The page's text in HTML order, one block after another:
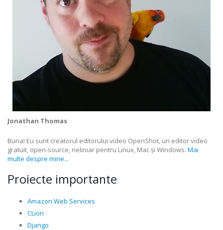
Jonathan Thomas
Buna! Eu sunt creatorul editorului video OpenShot, un editor video
gratuit, open-source, neliniar pentru Linux, Mac și Windows. Mai
multe despre mine...
Proiecte importante
Amazon Web Services
CLion
Django